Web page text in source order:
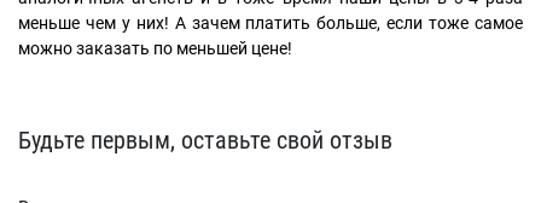
меньше чем у них! А зачем платить больше, если тоже самое
можно заказать по меньшей цене!
Будьте первым, оставьте свой отзыв